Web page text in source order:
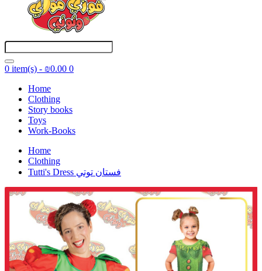
0 item(s) - ₪0.00 0
Home
Clothing
Story books
Toys
Work-Books
Home
Clothing
Tutti's Dress فستان توتي